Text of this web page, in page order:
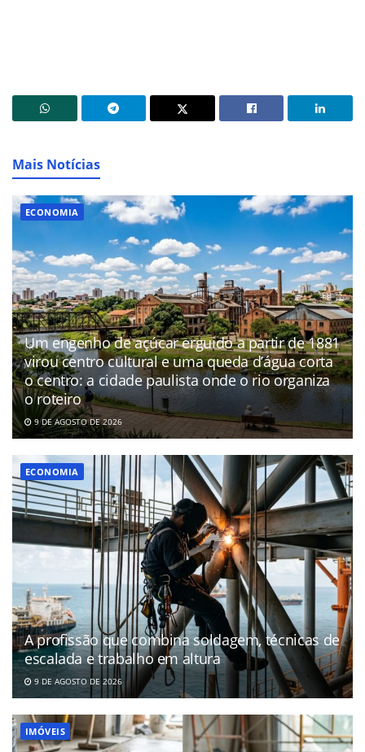
Mais Notícias
ECONOMIA
Um engenho de açúcar erguido a partir de 1881
virou centro cultural e uma queda d’água corta
o centro: a cidade paulista onde o rio organiza
o roteiro
9 DE AGOSTO DE 2026
ECONOMIA
A profissão que combina soldagem, técnicas de
escalada e trabalho em altura
9 DE AGOSTO DE 2026
IMÓVEIS